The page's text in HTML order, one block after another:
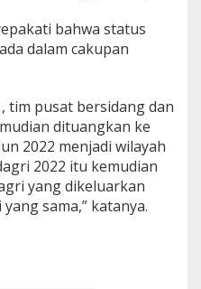
bahwa status
dalam cakupan
tim pusat bersidang dan
dituangkan ke
2022 menjadi wilayah
2022 itu kemudian
yang dikeluarkan
sama,” katanya.